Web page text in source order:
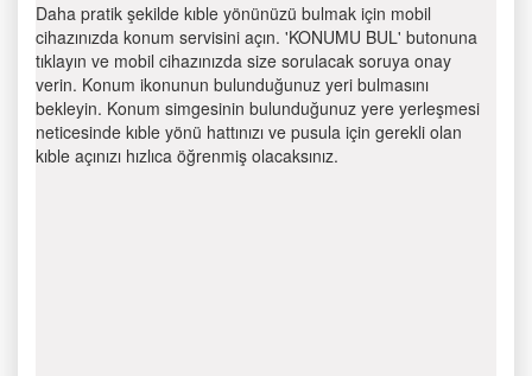
Daha pratik şekilde kıble yönünüzü bulmak için mobil
cihazınızda konum servisini açın. 'KONUMU BUL' butonuna
tıklayın ve mobil cihazınızda size sorulacak soruya onay
verin. Konum ikonunun bulunduğunuz yeri bulmasını
bekleyin. Konum simgesinin bulunduğunuz yere yerleşmesi
neticesinde kıble yönü hattınızı ve pusula için gerekli olan
kıble açınızı hızlıca öğrenmiş olacaksınız.